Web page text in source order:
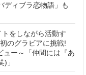
ディブラ恋物語」も
をしながら活動す
のグラビアに挑戦!
ュー～「仲間には『あ
」